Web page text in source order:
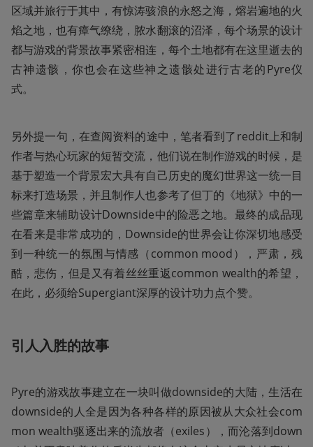
区域并旅行于其中，有惊涛骇浪的永怒之海，熔岩遍地的火
焰之地，也有瘴气缭绕，脓水翻滚的沼泽，每个场景的设计
都与游戏的背景故事紧密相连，每个土地都有在这里逝去的
古神遗骸，你也会在这些神之遗骸处进行古老的Pyre仪
式。
另外提一句，在查阅资料的途中，笔者看到了reddit上和制
作者与热心玩家的短暂交流，他们说在制作游戏的时候，是
基于塑造一个背景宏大具有自己历史的魔幻世界这一统一目
标来打造场景，并且制作人也参考了但丁的《地狱》中的一
些篇章来辅助设计Downside中的险恶之地。最终的成品现
在看来是非常成功的，Downside的世界会让你深切地感受
到一种统一的氛围与情感（common mood），严肃，残
酷，悲伤，但是又有着丝丝重返common wealth的希望，
在此，必须给Supergiant深厚的设计功力点个赞。
引人入胜的故事
Pyre的游戏故事建立在一块叫做downside的大陆，生活在
downside的人全是因为各种各样的原因被从大众社会com
mon wealth驱逐出来的流放者（exiles），而沦落到down